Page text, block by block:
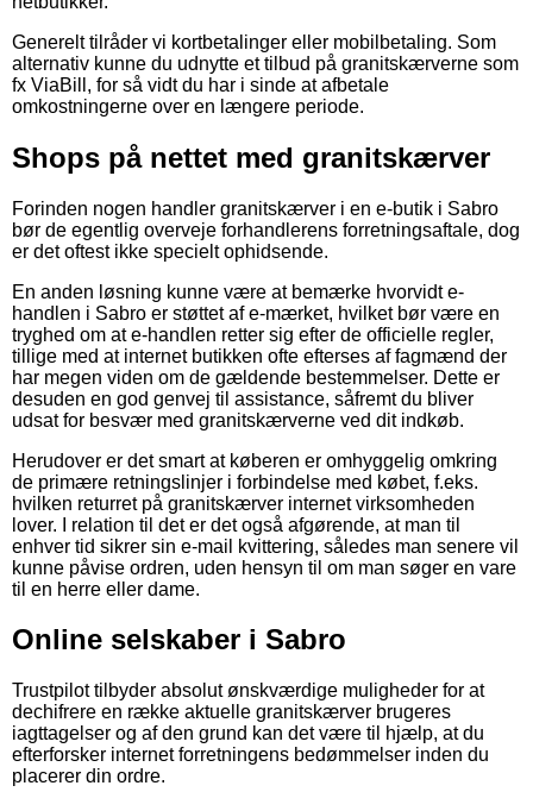
Generelt tilråder vi kortbetalinger eller mobilbetaling. Som
alternativ kunne du udnytte et tilbud på granitskærverne som
fx ViaBill, for så vidt du har i sinde at afbetale
omkostningerne over en længere periode.
Shops på nettet med granitskærver
Forinden nogen handler granitskærver i en e-butik i Sabro
bør de egentlig overveje forhandlerens forretningsaftale, dog
er det oftest ikke specielt ophidsende.
En anden løsning kunne være at bemærke hvorvidt e-
handlen i Sabro er støttet af e-mærket, hvilket bør være en
tryghed om at e-handlen retter sig efter de officielle regler,
tillige med at internet butikken ofte efterses af fagmænd der
har megen viden om de gældende bestemmelser. Dette er
desuden en god genvej til assistance, såfremt du bliver
udsat for besvær med granitskærverne ved dit indkøb.
Herudover er det smart at køberen er omhyggelig omkring
de primære retningslinjer i forbindelse med købet, f.eks.
hvilken returret på granitskærver internet virksomheden
lover. I relation til det er det også afgørende, at man til
enhver tid sikrer sin e-mail kvittering, således man senere vil
kunne påvise ordren, uden hensyn til om man søger en vare
til en herre eller dame.
Online selskaber i Sabro
Trustpilot tilbyder absolut ønskværdige muligheder for at
dechifrere en række aktuelle granitskærver brugeres
iagttagelser og af den grund kan det være til hjælp, at du
efterforsker internet forretningens bedømmelser inden du
placerer din ordre.